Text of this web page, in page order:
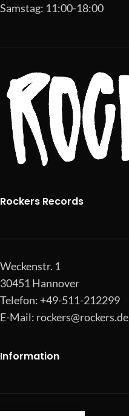
Samstag: 11:00-18:00
Rockers Records
Weckenstr. 1
30451 Hannover
Telefon: +49-511-212299
E-Mail: rockers@rockers.de
Information